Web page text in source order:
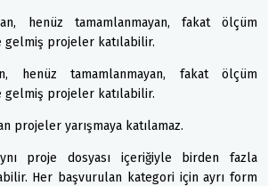
henüz tamamlanmayan, fakat ölçüm
gelmiş projeler katılabilir.
henüz tamamlanmayan, fakat ölçüm
gelmiş projeler katılabilir.
projeler yarışmaya katılamaz.
proje dosyası içeriğiyle birden fazla
Her başvurulan kategori için ayrı form